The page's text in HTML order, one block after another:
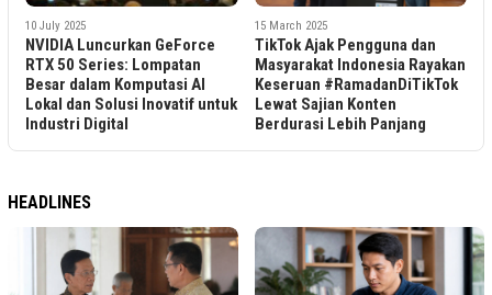
10 July 2025
NVIDIA Luncurkan GeForce
RTX 50 Series: Lompatan
Besar dalam Komputasi AI
Lokal dan Solusi Inovatif untuk
Industri Digital
15 March 2025
TikTok Ajak Pengguna dan
Masyarakat Indonesia Rayakan
Keseruan #RamadanDiTikTok
Lewat Sajian Konten
Berdurasi Lebih Panjang
HEADLINES